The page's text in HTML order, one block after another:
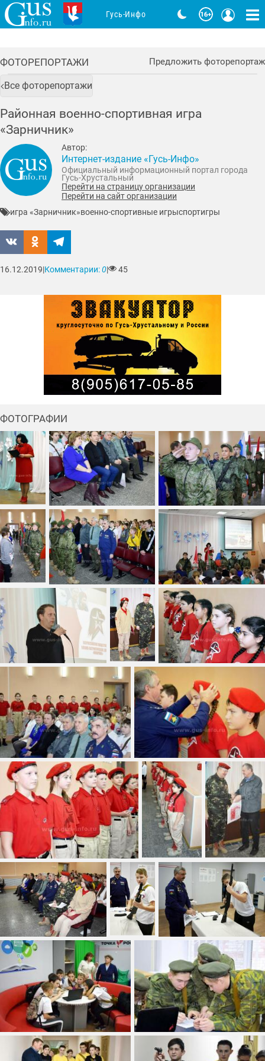
ФОТОРЕПОРТАЖИ Предложить фоторепортаж
Все фоторепортажи
Районная военно-спортивная игра
«Зарничник»
Автор:
Интернет-издание «Гусь-Инфо»
Официальный информационный портал города
Гусь-Хрустальный
Перейти на страницу организации
Перейти на сайт организации
игра «Зарничник»военно-спортивные игрыспортигры
16.12.2019|Комментарии:0| 45
ФОТОГРАФИИ
Гусь-Инфо